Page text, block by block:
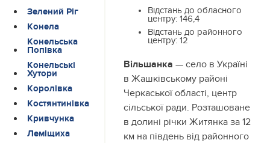
Зелений Ріг
Конела
Конельська
Попівка
Конельські
Хутори
Королівка
Костянтинівка
Кривчунка
Леміщиха
Відстань до обласного
центру: 146,4
Відстань до районного
центру: 12
Вільшанка — село в Україні
в Жашківському районі
Черкаської області, центр
сільської ради. Розташоване
в долині річки Житянка за 12
км на південь від районного